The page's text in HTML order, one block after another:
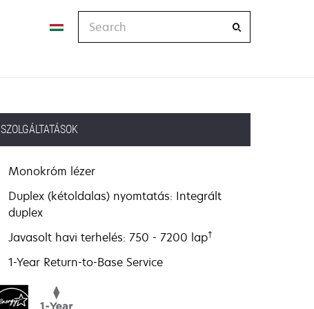
SZOLGÁLTATÁSOK
Monokróm lézer
Duplex (kétoldalas) nyomtatás: Integrált
duplex
Javasolt havi terhelés: 750 - 7200 lap†
1-Year Return-to-Base Service